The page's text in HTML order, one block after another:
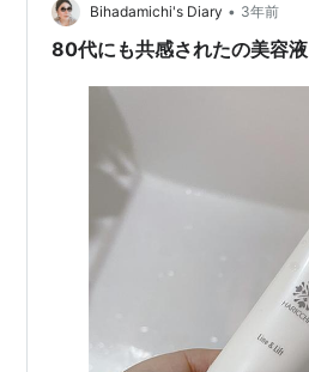
Bihadamichi's Diary • 3年前
80代にも共感されたの美容液